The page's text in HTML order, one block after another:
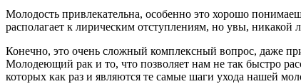
Молодость привлекательна, особенно это хорошо
располагает к лирическим отступлениям, но увы, никакой
Конечно, это очень сложный комплексный вопрос, даже
Молодеющий рак и то, что позволяет нам не так быстро
которых как раз и являются те самые шаги ухода нашей